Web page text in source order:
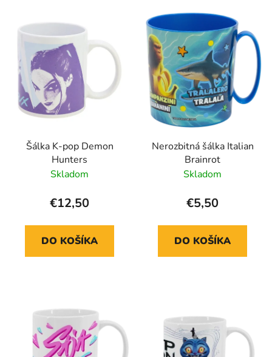
Šálka K-pop Demon
Hunters
Skladom
€12,50
DO KOŠÍKA
Nerozbitná šálka Italian
Brainrot
Skladom
€5,50
DO KOŠÍKA